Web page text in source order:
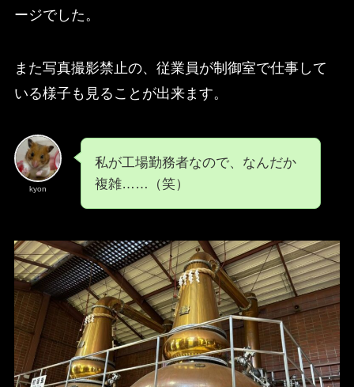
ージでした。
また写真撮影禁止の、従業員が制御室で仕事して
いる様子も見ることが出来ます。
kyon
私が工場勤務者なので、なんだか
複雑……（笑）